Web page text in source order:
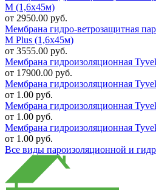
M (1,6х45м)
от 2950.00 руб.
Мембрана гидро-ветрозащитная
M Plus (1,6х45м)
от 3555.00 руб.
Мембрана гидроизоляционная
от 17900.00 руб.
Мембрана гидроизоляционная
от 1.00 руб.
Мембрана гидроизоляционная
от 1.00 руб.
Мембрана гидроизоляционная
от 1.00 руб.
Все виды пароизоляционной и